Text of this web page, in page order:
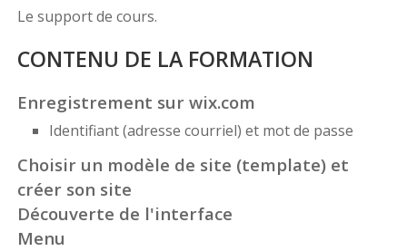
Le support de cours.
CONTENU DE LA FORMATION
Enregistrement sur wix.com
Identifiant (adresse courriel) et mot de passe
Choisir un modèle de site (template) et
créer son site
Découverte de l'interface
Menu